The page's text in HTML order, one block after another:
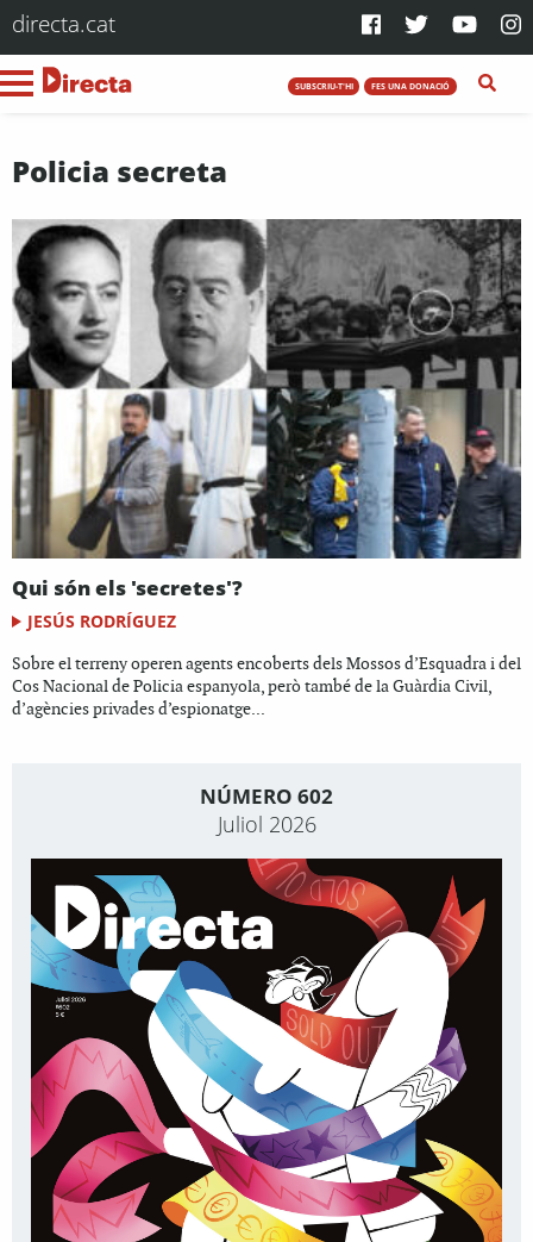
directa.cat
SUBSCRIU-T'HI FES UNA DONACIÓ
Policia secreta
Qui són els 'secretes'?
JESÚS RODRÍGUEZ
Sobre el terreny operen agents encoberts dels Mossos d’Esquadra i del
Cos Nacional de Policia espanyola, però també de la Guàrdia Civil,
d’agències privades d’espionatge...
NÚMERO 602
Juliol 2026